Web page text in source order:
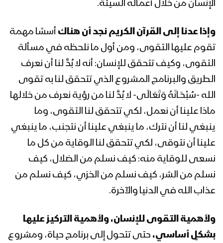
المحاضرة الرمضانية الثانية عشرة للسيد
رمضان 1444هـ
المحاضرة الرمضانية الحادية عشرة للسيد
رمضان 1444هـ
المحاضرة الرمضانية العاشرة للسيد القائد
عبدالملك بدرالدين الحوثي 11 رمضان
1444هـ
المحاضرة الرمضانية التاسعة للسيد القائد
1444هـ
المحاضرة الرمضانية الثامنة للسيد القائد
عبدالملك بدرالدين الحوثي 9 رمضان
الإنسان من خلال أعماله السيئة.
وإذا عدنا إلى القرآن الكريم نجد أن هناك أسسًا مهمة
تقوم عليها التقوى، ومن أول ما نلحظه في مسألة
التقوى، وكيف تتحقق للإنسان: أنه لا بُدَّ لنا أن نعرف
الطريق والبرنامج المشروع الذي تتحقق لنا به تقوى
الله -سُبْحَـانَهُ وَتَعَالَى- لا بُدَّ لنا من رؤية نعرف من خلالها
ماذا علينا أن نعمل، لكي تتحقق لنا التقوى، وما
ينبغي لنا أن نترك، ما ينبغي علينا أن نتجنب، ما ينبغي
علينا أن نتوقى، لكي تتحقق لنا الوقاية من كل ما
نسعى للوقاية منه: كيف نسلم من الضلال، كيف
نسلم من الشر، كيف نسلم من الخزي، كيف نسلم من
عذاب الله في الدنيا والآخرة.
ولأهمية التقوى للإنسان، ولأهمية التركيز عليها
بشكلٍ أساسي، حتى تتحول إلى برنامج حياة، ومشروع